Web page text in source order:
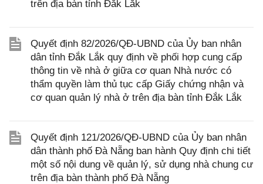
trên địa bàn tỉnh Đắk Lắk
Quyết định 82/2026/QĐ-UBND của Ủy ban nhân
dân tỉnh Đắk Lắk quy định về phối hợp cung cấp
thông tin về nhà ở giữa cơ quan Nhà nước có
thẩm quyền làm thủ tục cấp Giấy chứng nhận và
cơ quan quản lý nhà ở trên địa bàn tỉnh Đắk Lắk
Quyết định 121/2026/QĐ-UBND của Ủy ban nhân
dân thành phố Đà Nẵng ban hành Quy định chi tiết
một số nội dung về quản lý, sử dụng nhà chung cư
trên địa bàn thành phố Đà Nẵng